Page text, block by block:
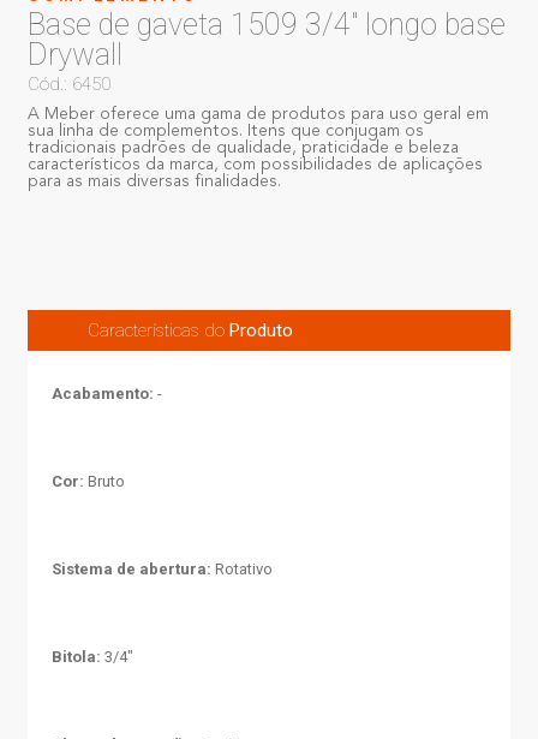
Base de gaveta 1509 3/4" longo base
Drywall
Cód.: 6450
A Meber oferece uma gama de produtos para uso geral em
sua linha de complementos. Itens que conjugam os
tradicionais padrões de qualidade, praticidade e beleza
característicos da marca, com possibilidades de aplicações
para as mais diversas finalidades.
Características doProduto
Acabamento: -
Cor: Bruto
Sistema de abertura: Rotativo
Bitola: 3/4"